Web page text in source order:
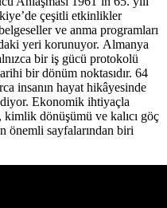
çeşitli etkinlikler
ve anma programları
yeri korunuyor. Almanya
bir iş gücü protokolü
bir dönüm noktasıdır. 64
insanın hayat hikâyesinde
Ekonomik ihtiyaçla
dönüşümü ve kalıcı göç
önemli sayfalarından biri